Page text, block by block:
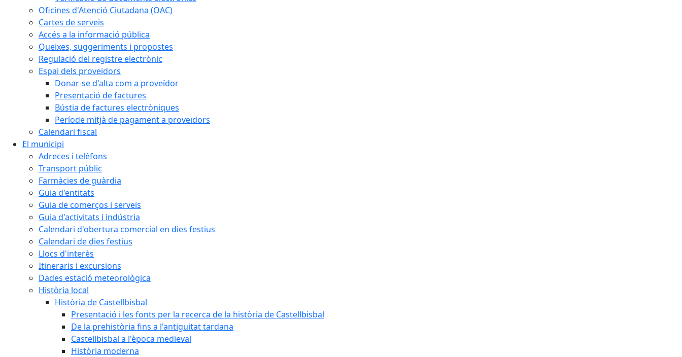
Oficines d'Atenció Ciutadana (OAC)
Cartes de serveis
Accés a la informació pública
Queixes, suggeriments i propostes
Regulació del registre electrònic
Espai dels proveïdors
Donar-se d'alta com a proveïdor
Presentació de factures
Bústia de factures electròniques
Període mitjà de pagament a proveïdors
Calendari fiscal
El municipi
Adreces i telèfons
Transport públic
Farmàcies de guàrdia
Guia d'entitats
Guia de comerços i serveis
Guia d'activitats i indústria
Calendari d'obertura comercial en dies festius
Calendari de dies festius
Llocs d'interès
Itineraris i excursions
Dades estació meteorològica
Història local
Història de Castellbisbal
Presentació i les fonts per la recerca de la història de Castellbisbal
De la prehistòria fins a l'antiguitat tardana
Castellbisbal a l'època medieval
Història moderna